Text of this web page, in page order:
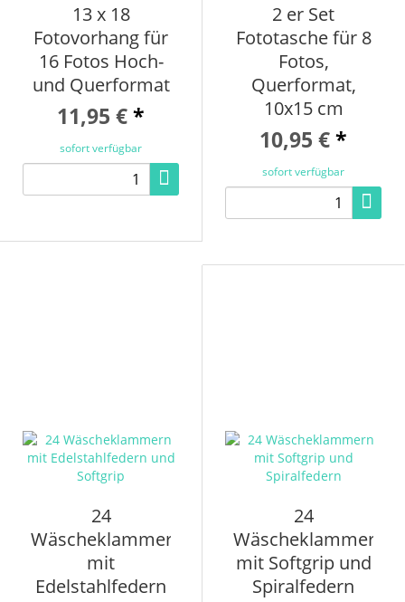
13 x 18
Fotovorhang für
16 Fotos Hoch-
und Querformat
11,95 €*
sofort verfügbar
2 er Set
Fototasche für 8
Fotos,
Querformat,
10x15 cm
10,95 €*
sofort verfügbar
24
Wäscheklammern
mit
Edelstahlfedern
24
Wäscheklammern
mit Softgrip und
Spiralfedern